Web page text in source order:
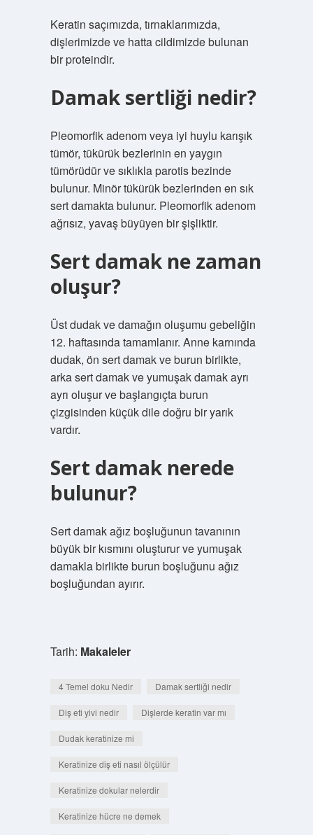
Keratin saçımızda, tırnaklarımızda,
dişlerimizde ve hatta cildimizde bulunan
bir proteindir.
Damak sertliği nedir?
Pleomorfik adenom veya iyi huylu karışık
tümör, tükürük bezlerinin en yaygın
tümörüdür ve sıklıkla parotis bezinde
bulunur. Minör tükürük bezlerinden en sık
sert damakta bulunur. Pleomorfik adenom
ağrısız, yavaş büyüyen bir şişliktir.
Sert damak ne zaman
oluşur?
Üst dudak ve damağın oluşumu gebeliğin
12. haftasında tamamlanır. Anne karnında
dudak, ön sert damak ve burun birlikte,
arka sert damak ve yumuşak damak ayrı
ayrı oluşur ve başlangıçta burun
çizgisinden küçük dile doğru bir yarık
vardır.
Sert damak nerede
bulunur?
Sert damak ağız boşluğunun tavanının
büyük bir kısmını oluşturur ve yumuşak
damakla birlikte burun boşluğunu ağız
boşluğundan ayırır.
Tarih: Makaleler
4 Temel doku Nedir Damak sertliği nedir
Diş eti yivi nedir Dişlerde keratin var mı
Dudak keratinize mi
Keratinize diş eti nasıl ölçülür
Keratinize dokular nelerdir
Keratinize hücre ne demek